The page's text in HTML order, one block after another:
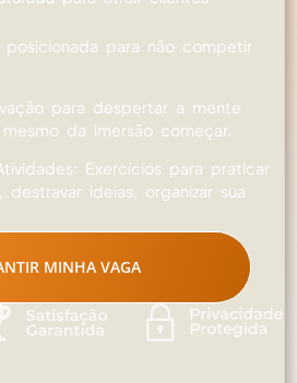
posicionada para não competir
para despertar a mente
da imersão começar.
Exercícios para praticar
destravar ideias, organizar sua
MINHA VAGA